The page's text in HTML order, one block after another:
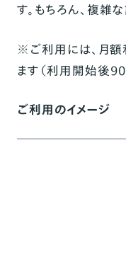
す。もちろん、複雑
※ご利用には、月額
ます（利用開始後90
ご利用のイメージ